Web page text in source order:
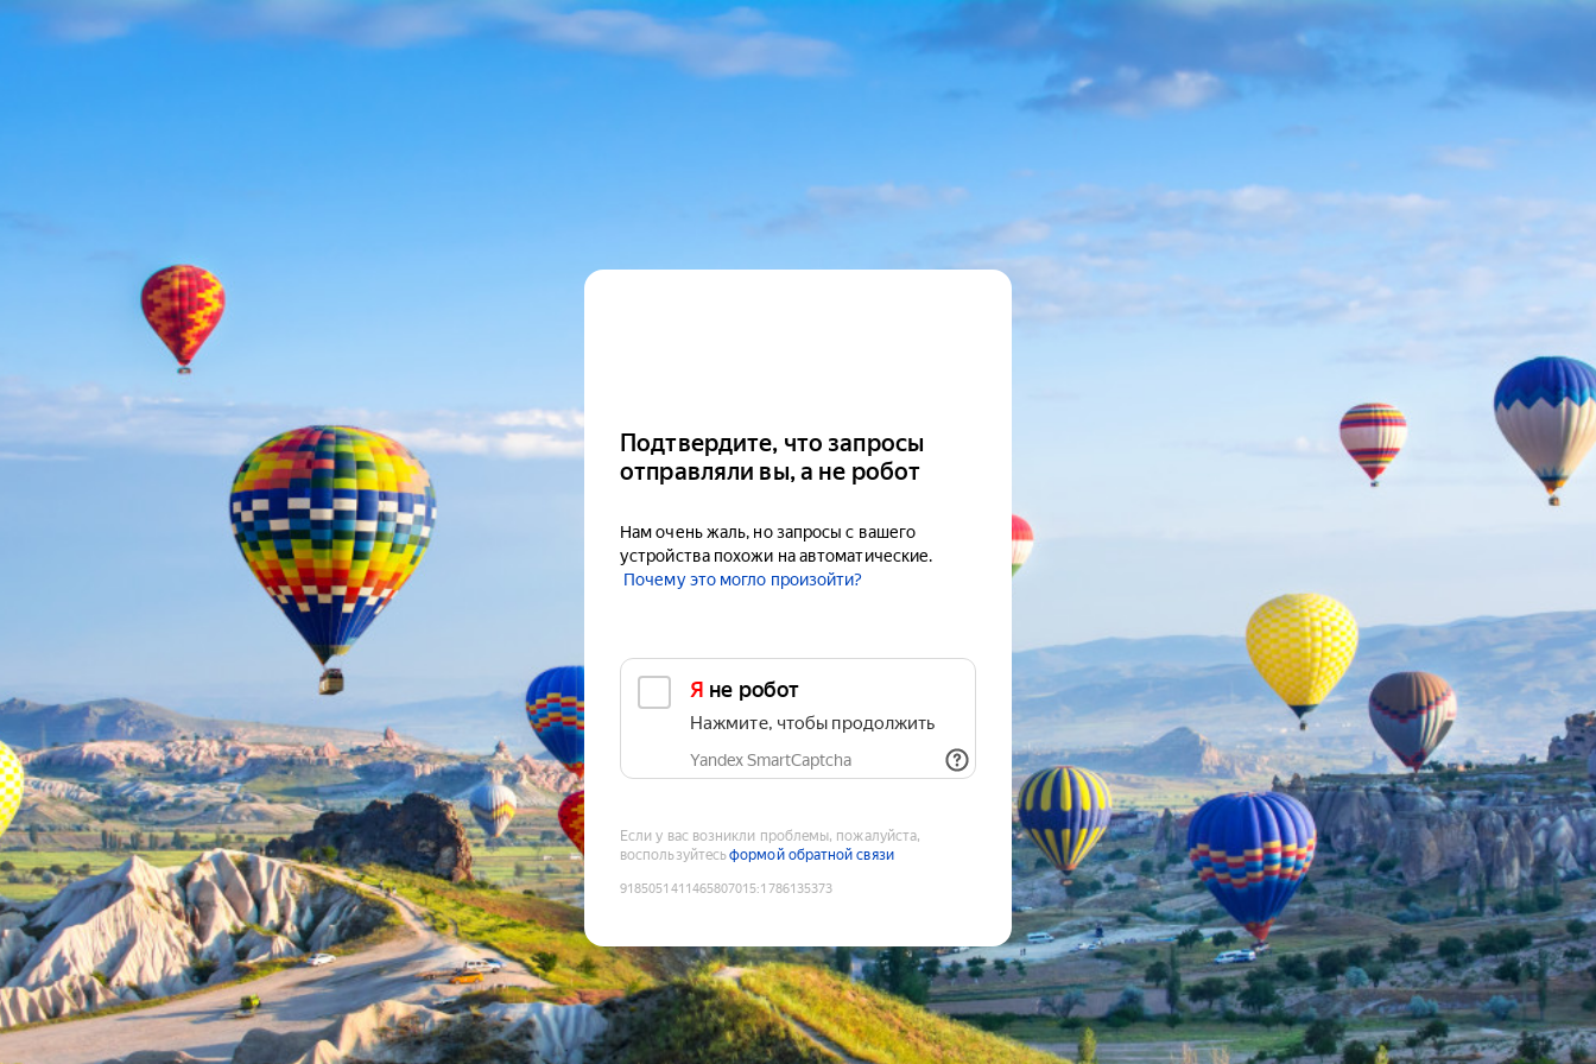
Подтвердите, что запросы
отправляли вы, а не робот
Нам очень жаль, но запросы с вашего
устройства похожи на автоматические.
Почему это могло произойти?
Я не робот
Нажмите, чтобы продолжить
Yandex SmartCaptcha
Если у вас возникли проблемы, пожалуйста,
воспользуйтесьформой обратной связи
9185051411465807015:1786135373